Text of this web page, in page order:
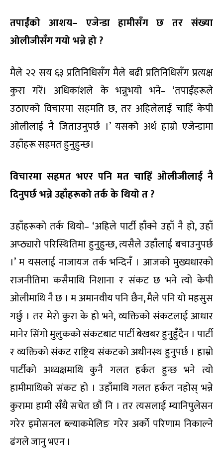
तपाईंको आशय– एजेन्डा हामीसँग छ तर संख्या
ओलीजीसँग गयो भन्ने हो ?
मैले २२ सय ६३ प्रतिनिधिसँग मैले बढी प्रतिनिधिसँग प्रत्यक्ष
कुरा गरें। अधिकांशले के भन्नुभयो भने– ‘तपाईंहरूले
उठाएको विचारमा सहमति छ, तर अहिलेलाई चाहिँ केपी
ओलीलाई नै जिताउनुपर्छ ।’ यसको अर्थ हाम्रो एजेन्डामा
उहाँहरू सहमत हुनुहुन्छ।
विचारमा सहमत भएर पनि मत चाहिँ ओलीजीलाई नै
दिनुपर्छ भन्ने उहाँहरूको तर्क के थियो त?
उहाँहरूको तर्क थियो– ‘अहिले पार्टी हाँक्ने उहाँ नै हो, उहाँ
अप्ठ्यारो परिस्थितिमा हुनुहुन्छ, त्यसैले उहाँलाई बचाउनुपर्छ
।’ म यसलाई नाजायज तर्क भन्दिनँ । आजको मुख्यधारको
राजनीतिमा कसैमाथि निशाना र संकट छ भने त्यो केपी
ओलीमाथि नै छ । म अमानवीय पनि छैन, मैले पनि यो महसुस
गर्छु । तर मेरो कुरा के हो भने, व्यक्तिको संकटलाई आधार
मानेर सिंगो मुलुकको संकटबाट पार्टी बेखबर हुनुहुँदैन । पार्टी
र व्यक्तिको संकट राष्ट्रिय संकटको अधीनस्थ हुनुपर्छ । हाम्रो
पार्टीको अध्यक्षमाथि कुनै गलत हर्कत हुन्छ भने त्यो
हामीमाथिको संकट हो । उहाँमाथि गलत हर्कत नहोस् भन्ने
कुरामा हामी सँधै सचेत छौं नि । तर त्यसलाई म्यानिपुलेसन
गरेर इमोसनल ब्ल्याकमेलिङ गरेर अर्को परिणाम निकाल्ने
ढंगले जानु भएन ।